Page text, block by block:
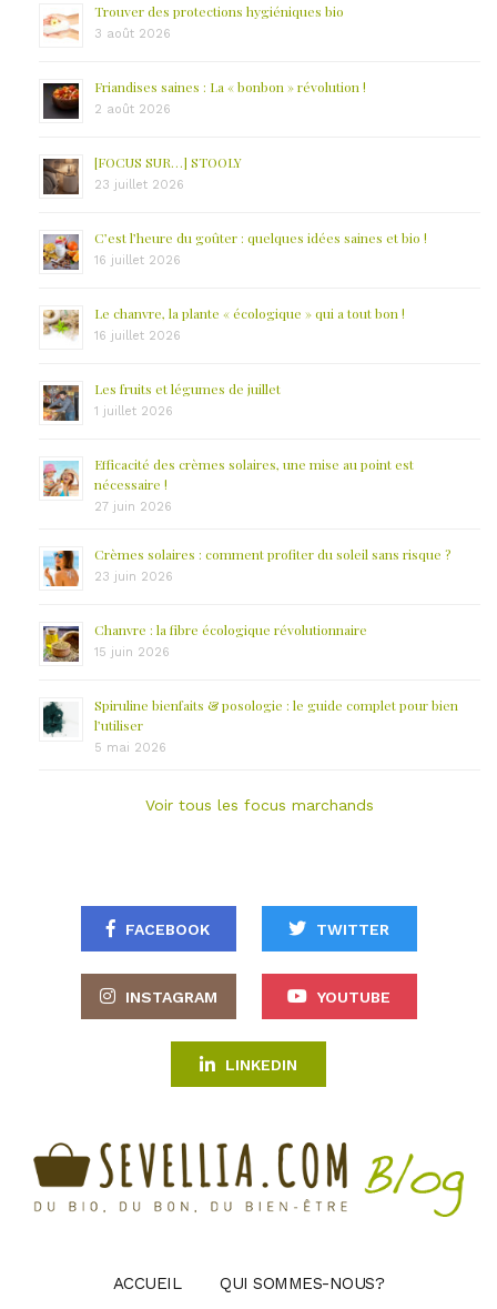
Trouver des protections hygiéniques bio
3 août 2026
Friandises saines : La « bonbon » révolution !
2 août 2026
[FOCUS SUR…] STOOLY
23 juillet 2026
C’est l’heure du goûter : quelques idées saines et bio !
16 juillet 2026
Le chanvre, la plante « écologique » qui a tout bon !
16 juillet 2026
Les fruits et légumes de juillet
1 juillet 2026
Efficacité des crèmes solaires, une mise au point est
nécessaire !
27 juin 2026
Crèmes solaires : comment profiter du soleil sans risque ?
23 juin 2026
Chanvre : la fibre écologique révolutionnaire
15 juin 2026
Spiruline bienfaits & posologie : le guide complet pour bien
l’utiliser
5 mai 2026
Voir tous les focus marchands
FACEBOOK TWITTER
INSTAGRAM YOUTUBE
LINKEDIN
ACCUEIL QUI SOMMES-NOUS?